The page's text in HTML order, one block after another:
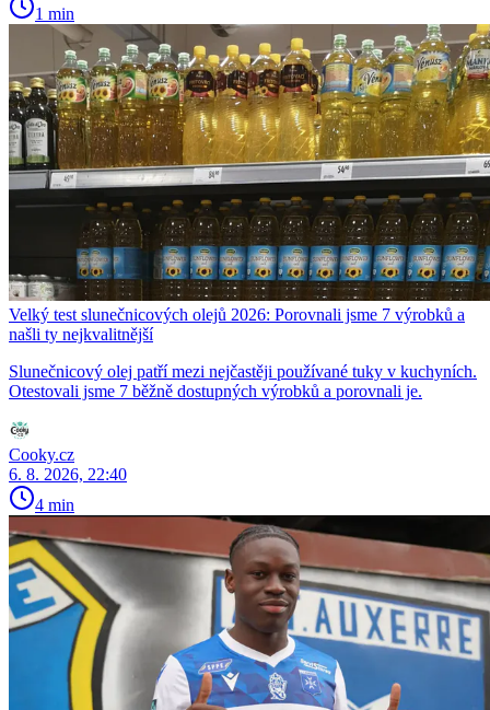
1 min
Velký test slunečnicových olejů 2026: Porovnali jsme 7 výrobků a
našli ty nejkvalitnější
Slunečnicový olej patří mezi nejčastěji používané tuky v kuchyních.
Otestovali jsme 7 běžně dostupných výrobků a porovnali je.
Cooky.cz
6. 8. 2026, 22:40
4 min